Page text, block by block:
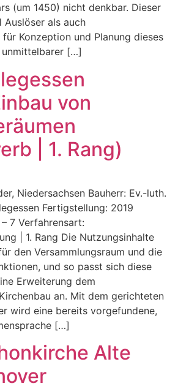
(um 1450) nicht denkbar. Dieser
als auch
Konzeption und Planung dieses
unmittelbarer […]
von
| 1. Rang)
Niedersachsen Bauherr: Ev.-luth.
Fertigstellung: 2019
7 Verfahrensart:
| 1. Rang Die Nutzungsinhalte
den Versammlungsraum und die
und so passt sich diese
Erweiterung dem
an. Mit dem gerichteten
wird eine bereits vorgefundene,
[…]
Alte